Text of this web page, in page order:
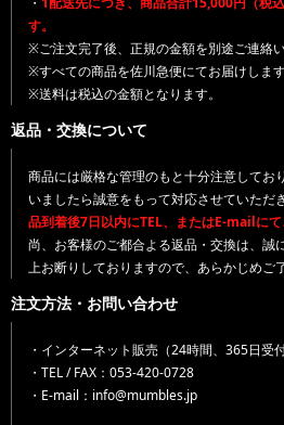
す。
※ご注文完了後、正規の金額を別途ご連絡い
※すべての商品を佐川急便にてお届けします
※送料は税込の金額となります。
返品・交換について
商品には厳格な管理のもと十分注意してお
いましたら誠意をもって対応させていただ
品到着後7日以内にTEL、またはE-mailにて
尚、お客様のご都合よる返品・交換は、誠
上お断りしておりますので、あらかじめご
注文方法・お問い合わせ
・インターネット販売（24時間、365日受付
・TEL / FAX：053-420-0728
・E-mail：info@mumbles.jp